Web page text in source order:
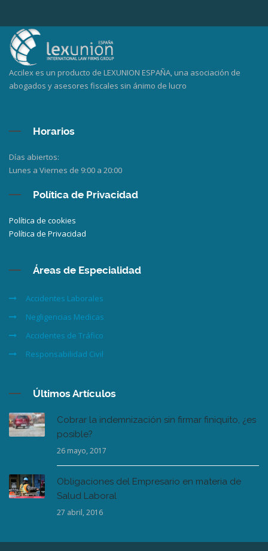
Accilex es un producto de LEXUNION ESPAÑA, una asociación de
abogados y asesores fiscales sin ánimo de lucro
Horarios
Días abiertos:
Lunes a Viernes de 9:00 a 20:00
Política de Privacidad
Política de cookies
Política de Privacidad
Áreas de Especialidad
Accidentes Laborales
Negligencias Medicas
Accidentes de Tráfico
Responsabilidad Civil
Últimos Artículos
Cobrar la indemnización sin firmar finiquito, ¿es
posible?
26 mayo, 2017
Obligaciones del Empresario en materia de
Salud Laboral
27 abril, 2016